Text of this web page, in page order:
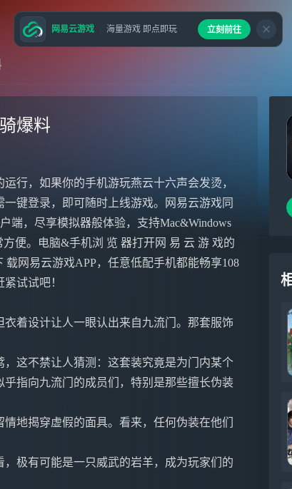
爆料
行，如果你的手机游玩燕云十六声会发烫，
键登录，即可随时上线游戏。网易云游戏同
端，尽享模拟器般体验，支持Mac&Windows
便。电脑&手机浏 览 器打开网 易 云 游 戏的
载网易云游戏APP，任意低配手机都能畅享108
试试吧！
着设计让人一眼认出来自九流门。那套服饰
这不禁让人猜测：这套装究竟是为门内某个
指向九流门的成员们，特别是那些擅长伪装
地揭穿虚假的面具。看来，任何伪装在他们
极有可能是一只威武的岩羊，成为玩家们的
网易云游戏 海量游戏 即点即玩 立刻前往